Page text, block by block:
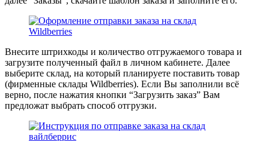
Внесите штрихкоды и количество отгружаемого товара и
загрузите полученный файл в личном кабинете. Далее
выберите склад, на который планируете поставить товар
(фирменные склады Wildberries). Если Вы заполнили всё
верно, после нажатия кнопки “Загрузить заказ” Вам
предложат выбрать способ отгрузки.